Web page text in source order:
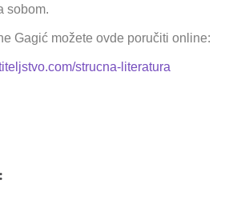
sobom.
Gagić možete ovde poručiti online:
strucna-literatura